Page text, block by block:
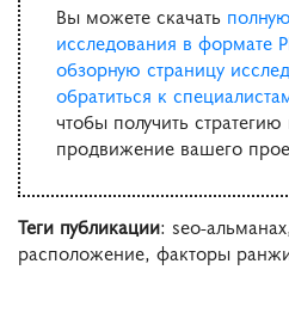
Вы можете скачать
исследования в формате
обзорную страницу
обратиться к
чтобы получить стратегию
продвижение вашего
Теги публикации: seo-
расположение, факторы